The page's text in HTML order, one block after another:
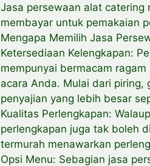
Jasa persewaan alat catering
membayar untuk pemakaian
Mengapa Memilih Jasa
Ketersediaan Kelengkapan:
mempunyai bermacam
acara Anda. Mulai dari piring,
penyajian yang lebih besar
Kualitas Perlengkapan:
perlengkapan juga tak boleh
termurah menawarkan
Opsi Menu: Sebagian jasa